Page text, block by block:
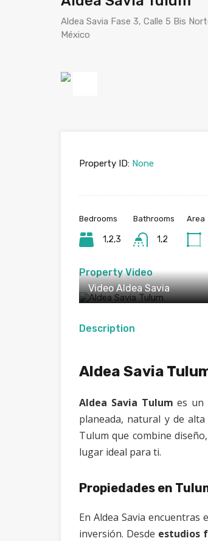
Aldea Savia Fase 3, Calle 5 Bis
México
Property ID: None
Bedrooms
1,2,3
Bathrooms
1,2
Area
Property Video
Video Aldea Savia
Description
Aldea Savia
Aldea Savia Tulum es un
planeada, natural y de
Tulum que combine
lugar ideal para ti.
Propiedades en
En Aldea Savia encuentras
inversión. Desde estudios